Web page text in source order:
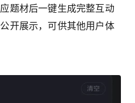
题材后一键生成完整互动
开展示，可供其他用户体